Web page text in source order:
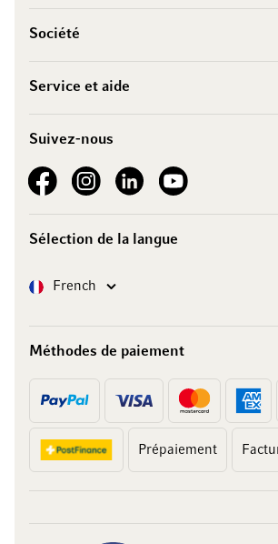
Société
Service et aide
Suivez-nous
See our FacebookSee our Instagram account
See our LinkedInSee our YouTube channel
Sélection de la langue
LangueFrench
Méthodes de paiement
Prépaiement